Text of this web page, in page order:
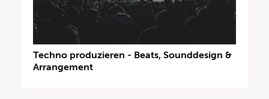
Techno produzieren - Beats, Sounddesign &
Arrangement